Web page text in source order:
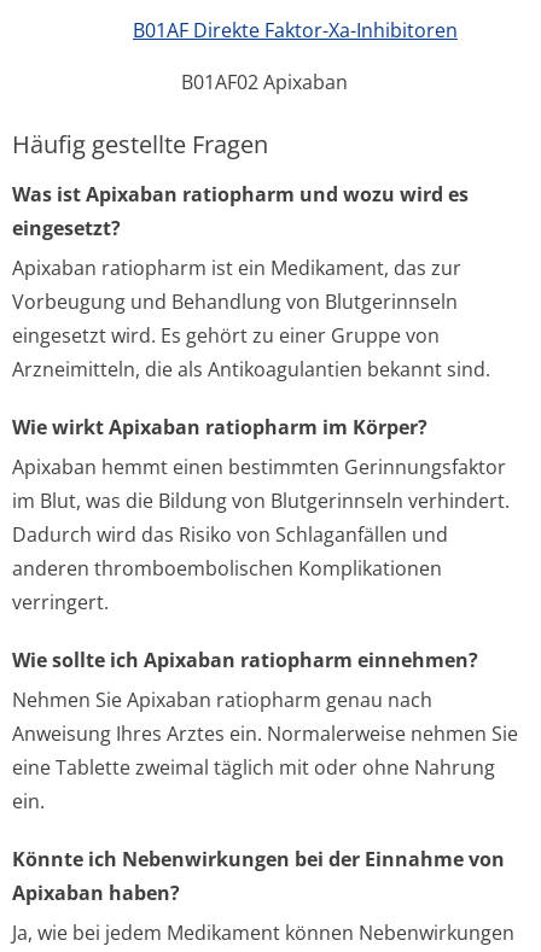
B01AF Direkte Faktor-Xa-Inhibitoren
B01AF02 Apixaban
Häufig gestellte Fragen
Was ist Apixaban ratiopharm und wozu wird es
eingesetzt?
Apixaban ratiopharm ist ein Medikament, das zur
Vorbeugung und Behandlung von Blutgerinnseln
eingesetzt wird. Es gehört zu einer Gruppe von
Arzneimitteln, die als Antikoagulantien bekannt sind.
Wie wirkt Apixaban ratiopharm im Körper?
Apixaban hemmt einen bestimmten Gerinnungsfaktor
im Blut, was die Bildung von Blutgerinnseln verhindert.
Dadurch wird das Risiko von Schlaganfällen und
anderen thromboembolischen Komplikationen
verringert.
Wie sollte ich Apixaban ratiopharm einnehmen?
Nehmen Sie Apixaban ratiopharm genau nach
Anweisung Ihres Arztes ein. Normalerweise nehmen Sie
eine Tablette zweimal täglich mit oder ohne Nahrung
ein.
Könnte ich Nebenwirkungen bei der Einnahme von
Apixaban haben?
Ja, wie bei jedem Medikament können Nebenwirkungen